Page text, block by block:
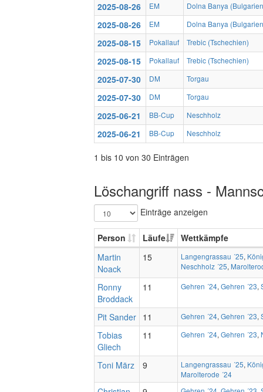
2025-08-26 EM Dolna Banya
2025-08-26 EM Dolna Banya
2025-08-15 Pokallauf Trebic (Tschechien)
2025-08-15 Pokallauf Trebic (Tschechien)
2025-07-30 DM Torgau
2025-07-30 DM Torgau
2025-06-21 BB-Cup Neschholz
2025-06-21 BB-Cup Neschholz
1 bis 10 von 30 Einträgen
Löschangriff nass -
Einträge anzeigen
Person Läufe
Wettkämpfe
Martin
Noack
15 Langengrassau ´25,
Neschholz ´25,
Ronny
Broddack
11 Gehren ´24, Gehren ´23,
Pit Sander 11 Gehren ´24, Gehren ´23,
Tobias
Gliech
11 Gehren ´24, Gehren ´23,
Toni März 9 Langengrassau ´25,
Marolterode ´24